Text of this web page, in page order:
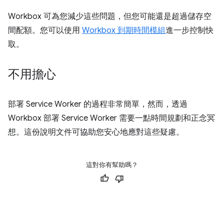
Workbox 可為您減少這些問題，但您可能還是超過儲存空
間配額。您可以使用 Workbox 到期時間模組進一步控制快
取。
不用擔心
部署 Service Worker 的過程非常簡單，然而，透過
Workbox 部署 Service Worker 需要一點時間規劃和正念冥
想。這份說明文件可協助您安心地應對這些疑慮。
這對你有幫助嗎？